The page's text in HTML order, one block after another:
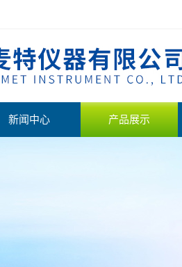
新闻中心 产品展示